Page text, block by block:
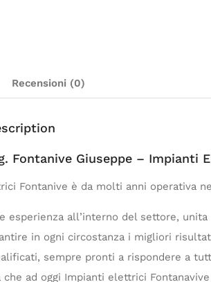
Recensioni (0)
Fontanive Giuseppe – Impianti
Fontanive è da molti anni operativa
esperienza all’interno del settore,
in ogni circostanza i migliori
sempre pronti a rispondere a
ad oggi Impianti elettrici